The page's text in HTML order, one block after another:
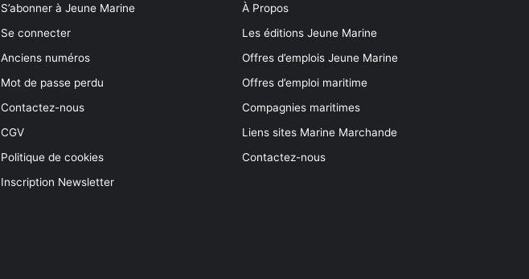
S’abonner à Jeune Marine
Se connecter
Anciens numéros
Mot de passe perdu
Contactez-nous
CGV
Politique de cookies
Inscription Newsletter
À Propos
Les éditions Jeune Marine
Offres d’emplois Jeune Marine
Offres d’emploi maritime
Compagnies maritimes
Liens sites Marine Marchande
Contactez-nous